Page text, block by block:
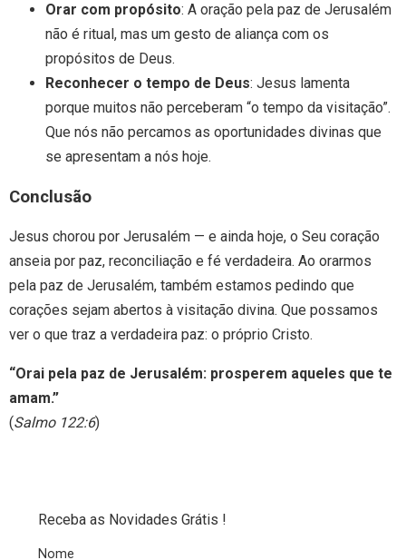
Orar com propósito: A oração pela paz de Jerusalém
não é ritual, mas um gesto de aliança com os
propósitos de Deus.
Reconhecer o tempo de Deus: Jesus lamenta
porque muitos não perceberam “o tempo da visitação”.
Que nós não percamos as oportunidades divinas que
se apresentam a nós hoje.
Conclusão
Jesus chorou por Jerusalém — e ainda hoje, o Seu coração
anseia por paz, reconciliação e fé verdadeira. Ao orarmos
pela paz de Jerusalém, também estamos pedindo que
corações sejam abertos à visitação divina. Que possamos
ver o que traz a verdadeira paz: o próprio Cristo.
“Orai pela paz de Jerusalém: prosperem aqueles que te
amam.”
(Salmo 122:6)
Receba as Novidades Grátis !
Nome